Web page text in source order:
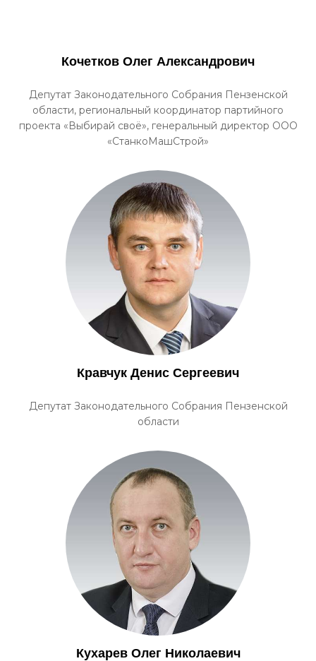
Кочетков Олег Александрович
Депутат Законодательного Собрания Пензенской
области, региональный координатор партийного
проекта «Выбирай своё», генеральный директор ООО
«СтанкоМашСтрой»
Кравчук Денис Сергеевич
Депутат Законодательного Собрания Пензенской
области
Кухарев Олег Николаевич